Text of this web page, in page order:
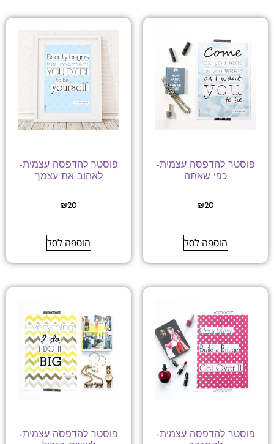
פוסטר להדפסה עצמית-
כפי שאתה
₪20
הוספה לסל
פוסטר להדפסה עצמית-
לאהוב את עצמך
₪20
הוספה לסל
פוסטר להדפסה עצמית-
פוסטר להדפסה עצמית-